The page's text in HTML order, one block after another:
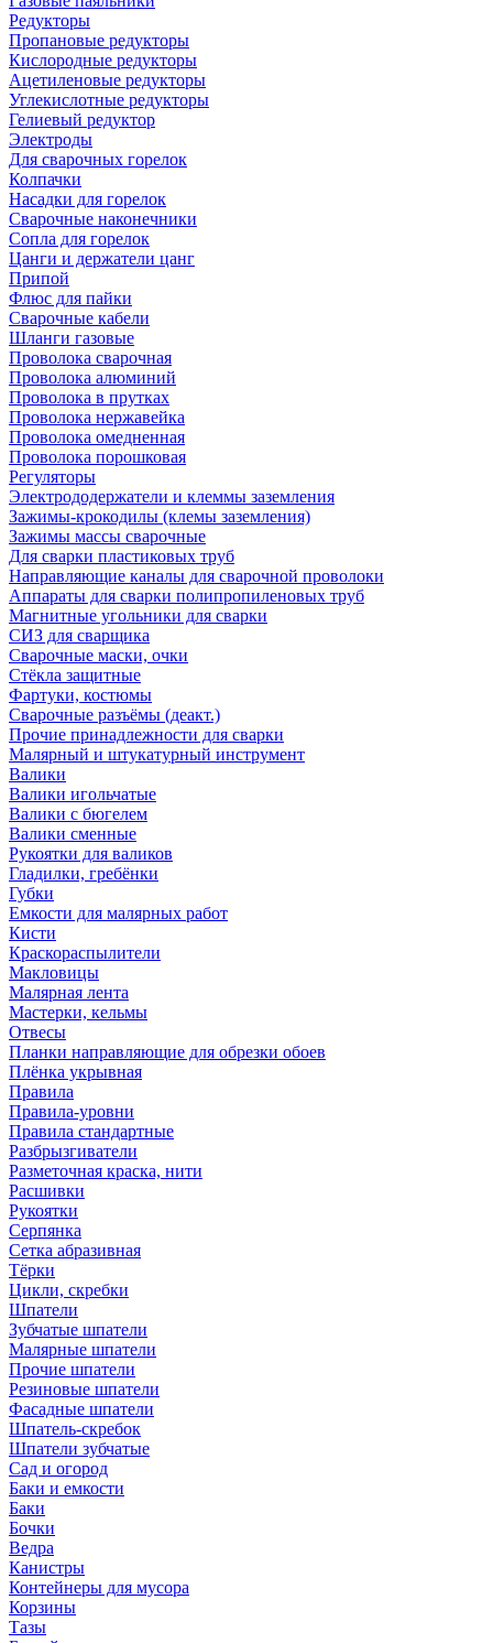
Редукторы
Пропановые редукторы
Кислородные редукторы
Ацетиленовые редукторы
Углекислотные редукторы
Гелиевый редуктор
Электроды
Для сварочных горелок
Колпачки
Насадки для горелок
Сварочные наконечники
Сопла для горелок
Цанги и держатели цанг
Припой
Флюс для пайки
Сварочные кабели
Шланги газовые
Проволока сварочная
Проволока алюминий
Проволока в прутках
Проволока нержавейка
Проволока омедненная
Проволока порошковая
Регуляторы
Электрододержатели и клеммы заземления
Зажимы-крокодилы (клемы заземления)
Зажимы массы сварочные
Для сварки пластиковых труб
Направляющие каналы для сварочной проволоки
Аппараты для сварки полипропиленовых труб
Магнитные угольники для сварки
СИЗ для сварщика
Сварочные маски, очки
Стёкла защитные
Фартуки, костюмы
Сварочные разъёмы (деакт.)
Прочие принадлежности для сварки
Малярный и штукатурный инструмент
Валики
Валики игольчатые
Валики с бюгелем
Валики сменные
Рукоятки для валиков
Гладилки, гребёнки
Губки
Емкости для малярных работ
Кисти
Краскораспылители
Макловицы
Малярная лента
Мастерки, кельмы
Отвесы
Планки направляющие для обрезки обоев
Плёнка укрывная
Правила
Правила-уровни
Правила стандартные
Разбрызгиватели
Разметочная краска, нити
Расшивки
Рукоятки
Серпянка
Сетка абразивная
Тёрки
Цикли, скребки
Шпатели
Зубчатые шпатели
Малярные шпатели
Прочие шпатели
Резиновые шпатели
Фасадные шпатели
Шпатель-скребок
Шпатели зубчатые
Сад и огород
Баки и емкости
Баки
Бочки
Ведра
Канистры
Контейнеры для мусора
Корзины
Тазы